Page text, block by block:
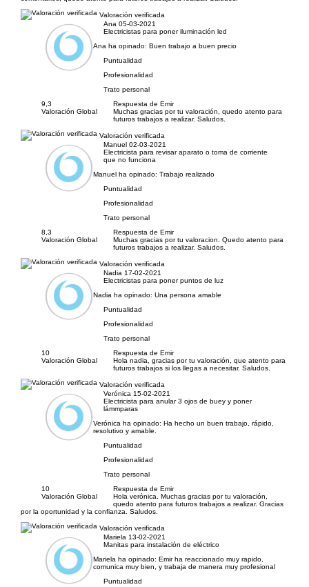
Valoración verificada
Ana 05-03-2021
Electricistas para poner iluminación led
Ana ha opinado: Buen trabajo a buen precio
Puntualidad
Profesionalidad
Trato personal
9,3
Valoración Global
Respuesta de Emir
Muchas gracias por tu valoración, quedo atento para
futuros trabajos a realizar. Saludos.
Valoración verificada
Manuel 02-03-2021
Electricista para revisar aparato o toma de corriente
que no funciona
Manuel ha opinado: Trabajo realizado
Puntualidad
Profesionalidad
Trato personal
8,3
Valoración Global
Respuesta de Emir
Muchas gracias por tu valoracion. Quedo atento para
futuros trabajos a realizar. Saludos.
Valoración verificada
Nadia 17-02-2021
Electricistas para poner puntos de luz
Nadia ha opinado: Una persona amable
Puntualidad
Profesionalidad
Trato personal
10
Valoración Global
Respuesta de Emir
Hola nadia, gracias por tu valoración, que atento para
futuros trabajos si los llegas a necesitar. Saludos.
Valoración verificada
Verónica 15-02-2021
Electricista para anular 3 ojos de buey y poner
lámmparas
Verónica ha opinado: Ha hecho un buen trabajo, rápido,
resolutivo y amable.
Puntualidad
Profesionalidad
Trato personal
10
Valoración Global
Respuesta de Emir
Hola verónica. Muchas gracias por tu valoración,
quedo atento para futuros trabajos a realizar. Gracias
por la oportunidad y la confianza. Saludos.
Valoración verificada
Mariela 13-02-2021
Manitas para instalación de eléctrico
Mariela ha opinado: Emir ha reaccionado muy rapido,
comunica muy bien, y trabaja de manera muy profesional
Puntualidad